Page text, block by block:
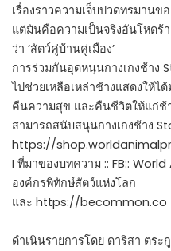
เรื่องราวความเจ็บปวดทรมานข
แต่มันคือความเป็นจริงอันโหดร้
ว่า ‘สัตว์คู่บ้านคู่เมือง’
การร่วมกันอุดหนุนกางเกงช้าง
ไปช่วยเหลือเหล่าช้างแสดงให้
คืนความสุข และคืนชีวิตให้แก่ช้
สามารถสนับสนุนกางเกงช้าง
https://
I ที่มาของบทความ :: FB::
องค์กรพิทักษ์สัตว์แห่งโลก
และ https://becommon.co
ดำเนินรายการโดย ดาริสา ตระ